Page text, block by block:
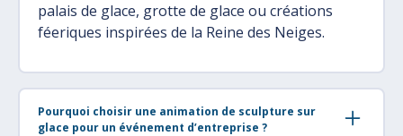
palais de glace, grotte de glace ou créations
féeriques inspirées de la Reine des Neiges.
Pourquoi choisir une animation de sculpture sur
glace pour un événement d’entreprise ?